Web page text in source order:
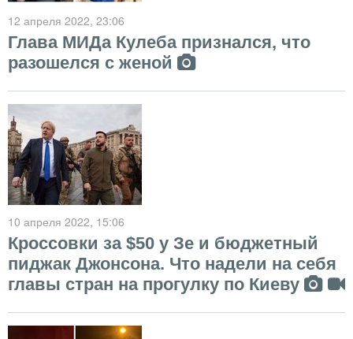
12 апреля 2022, 23:06
Глава МИДа Кулеба признался, что
разошелся с женой
10 апреля 2022, 15:06
Кроссовки за $50 у Зе и бюджетный
пиджак Джонсона. Что надели на себя
главы стран на прогулку по Киеву